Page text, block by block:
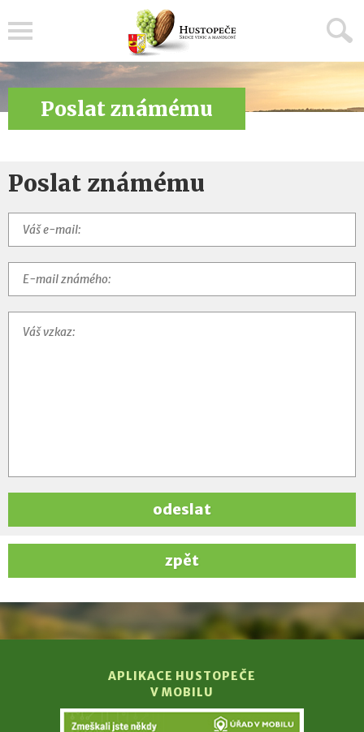
Poslat známému
Poslat známému
odeslat
zpět
APLIKACE HUSTOPEČE
V MOBILU